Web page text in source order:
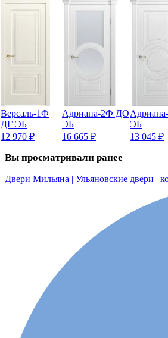
Версаль-1Ф
ДГ ЭБ
12 970 ₽
Адриана-2Ф ДО
ЭБ
16 665 ₽
ЭБ
13 045 ₽
Вы просматривали ранее
Двери Мильяна | Ульяновские двери |